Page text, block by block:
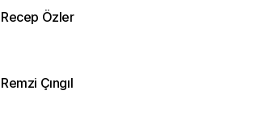
Recep Özler
Remzi Çıngıl